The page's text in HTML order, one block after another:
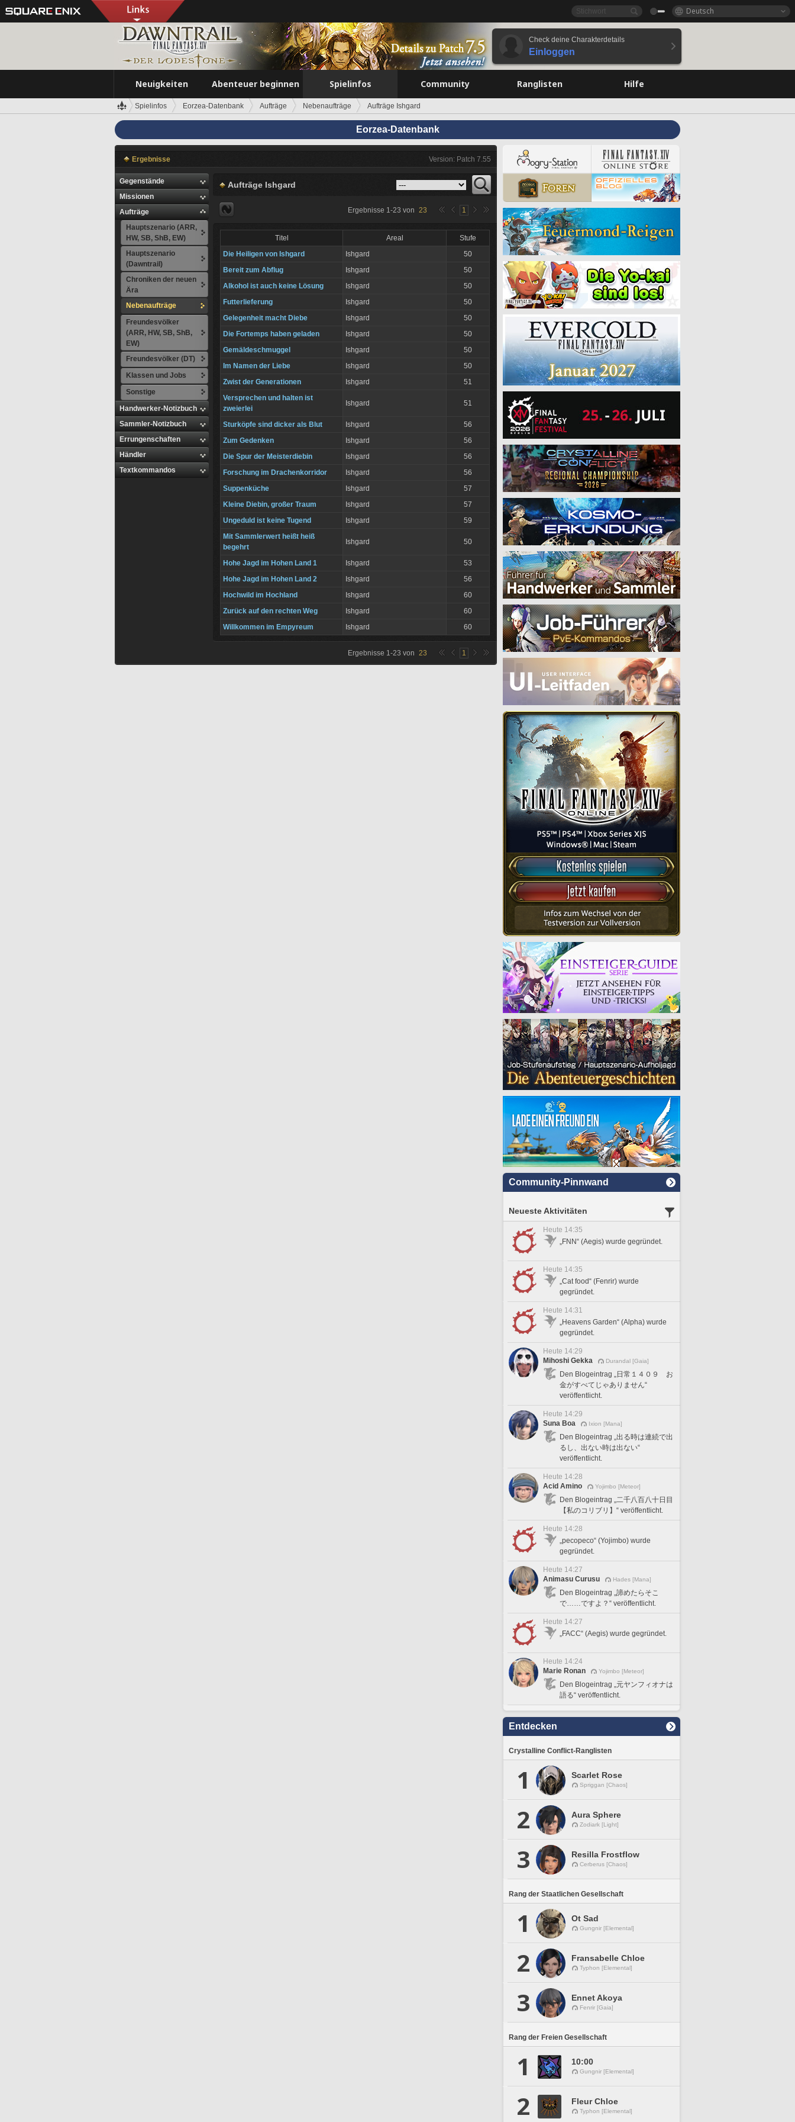
Deutsch
Check deine Charakterdetails
Einloggen
Neuigkeiten Abenteuer beginnen Spielinfos Community Ranglisten Hilfe
Spielinfos Eorzea-Datenbank Aufträge Nebenaufträge Aufträge Ishgard
Eorzea-Datenbank
Ergebnisse Version: Patch 7.55
Gegenstände
Missionen
Aufträge
Hauptszenario (ARR,
HW, SB, ShB, EW)
Hauptszenario
(Dawntrail)
Chroniken der neuen
Ära
Nebenaufträge
Freundesvölker
(ARR, HW, SB, ShB,
EW)
Freundesvölker (DT)
Klassen und Jobs
Sonstige
Handwerker-Notizbuch
Sammler-Notizbuch
Errungenschaften
Händler
Textkommandos
Aufträge Ishgard
Ergebnisse 1-23 von 23 1
Titel Areal
Stufe
Die Heiligen von Ishgard
Ishgard
50
Bereit zum Abflug
Ishgard
50
Alkohol ist auch keine Lösung
Ishgard
50
Futterlieferung
Ishgard
50
Gelegenheit macht Diebe
Ishgard
50
Die Fortemps haben geladen
Ishgard
50
Gemäldeschmuggel
Ishgard
50
Im Namen der Liebe
Ishgard
50
Zwist der Generationen
Ishgard
51
Versprechen und halten ist
zweierlei
Ishgard 51
Sturköpfe sind dicker als Blut Ishgard
56
Zum Gedenken
Ishgard
56
Die Spur der Meisterdiebin
Ishgard
56
Forschung im Drachenkorridor
Ishgard
56
Suppenküche
Ishgard
57
Kleine Diebin, großer Traum
Ishgard
57
Ungeduld ist keine Tugend
Ishgard
59
Mit Sammlerwert heißt heiß
begehrt
Ishgard 50
Hohe Jagd im Hohen Land 1 Ishgard
53
Hohe Jagd im Hohen Land 2
Ishgard
56
Hochwild im Hochland
Ishgard
60
Zurück auf den rechten Weg
Ishgard
60
Willkommen im Empyreum
Ishgard 60
Ergebnisse 1-23 von 23 1
Community-Pinnwand
Neueste Aktivitäten
Heute 14:35
„FNN“ (Aegis) wurde gegründet.
Heute 14:35
„Cat food“ (Fenrir) wurde
gegründet.
Heute 14:31
„Heavens Garden“ (Alpha) wurde
gegründet.
Heute 14:29
Mihoshi Gekka
Durandal [Gaia]
Den Blogeintrag „日常１４０９ お
金がすべてじゃありません“
veröffentlicht.
Heute 14:29
Suna Boa
Ixion [Mana]
Den Blogeintrag „出る時は連続で出
るし、出ない時は出ない“
veröffentlicht.
Heute 14:28
Acid Amino
Yojimbo [Meteor]
Den Blogeintrag „二千八百八十日目
【私のコリブリ】“ veröffentlicht.
Heute 14:28
„pecopeco“ (Yojimbo) wurde
gegründet.
Heute 14:27
Animasu Curusu
Hades [Mana]
Den Blogeintrag „諦めたらそこ
で……ですよ？“ veröffentlicht.
Heute 14:27
„FACC“ (Aegis) wurde gegründet.
Heute 14:24
Marie Ronan
Yojimbo [Meteor]
Den Blogeintrag „元ヤンフィオナは
語る“ veröffentlicht.
Entdecken
Crystalline Conflict-Ranglisten
1 Scarlet Rose
Spriggan [Chaos]
2 Aura Sphere
Zodiark [Light]
3 Resilla Frostflow
Cerberus [Chaos]
Rang der Staatlichen Gesellschaft
1 Ot Sad
Gungnir [Elemental]
2 Fransabelle Chloe
Typhon [Elemental]
3 Ennet Akoya
Fenrir [Gaia]
Rang der Freien Gesellschaft
1 10:00
Gungnir [Elemental]
2 Fleur Chloe
Typhon [Elemental]